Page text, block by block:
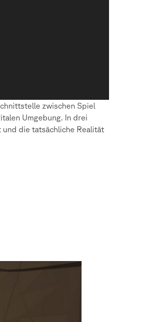
zwischen Spiel
Umgebung. In drei
die tatsächliche Realität